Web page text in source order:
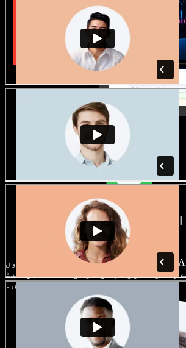
و زنانہ آوازیں اور
لہجے دستیاب
ہر پروجیکٹ الگ ہوتا ہے۔ سینکڑوں AI وائس ایکٹرز
چنیں، اور اپنی مرضی کے مطابق سیٹ
کریں۔